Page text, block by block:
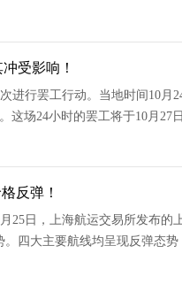
源：央视新闻 侵删美国大选的
受影响！
进行罢工行动。当地时间10月
这场24小时的罢工将于10月27
的工作将完全停止。MEA发表
反弹！
25日，上海航运交易所发布的
四大主要航线均呈现反弹态
地中海航线的运输需求本周总